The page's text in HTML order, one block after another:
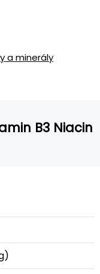
a minerály
B3 Niacin